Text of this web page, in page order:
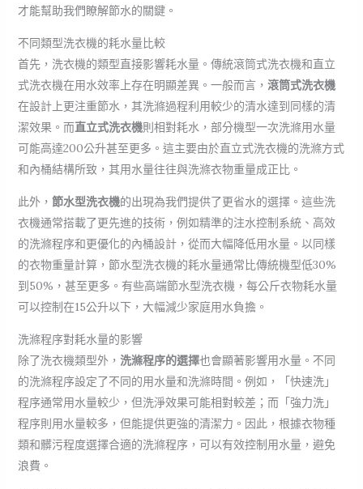
才能幫助我們瞭解節水的關鍵。
不同類型洗衣機的耗水量比較
首先，洗衣機的類型直接影響耗水量。傳統滾筒式洗衣機和直立
式洗衣機在用水效率上存在明顯差異。一般而言， 滾筒式洗衣機
在設計上更注重節水，其洗滌過程利用較少的清水達到同樣的清
潔效果。而直立式洗衣機則相對耗水，部分機型一次洗滌用水量
可能高達200公升甚至更多。這主要由於直立式洗衣機的洗滌方式
和內桶結構所致，其用水量往往與洗滌衣物重量成正比。
此外， 節水型洗衣機的出現為我們提供了更省水的選擇。這些洗
衣機通常搭載了更先進的技術，例如精準的注水控制系統、高效
的洗滌程序和更優化的內桶設計，從而大幅降低用水量。以同樣
的衣物重量計算，節水型洗衣機的耗水量通常比傳統機型低30%
到50%，甚至更多。有些高端節水型洗衣機，每公斤衣物耗水量
可以控制在15公升以下，大幅減少家庭用水負擔。
洗滌程序對耗水量的影響
除了洗衣機類型外， 洗滌程序的選擇也會顯著影響用水量。不同
的洗滌程序設定了不同的用水量和洗滌時間。例如，「快速洗」
程序通常用水量較少，但洗淨效果可能相對較差；而「強力洗」
程序則用水量較多，但能提供更強的清潔力。因此，根據衣物種
類和髒污程度選擇合適的洗滌程序，可以有效控制用水量，避免
浪費。